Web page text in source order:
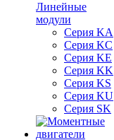
Линейные
модули
Серия KA
Серия KC
Серия KE
Серия KK
Серия KS
Серия KU
Серия SK